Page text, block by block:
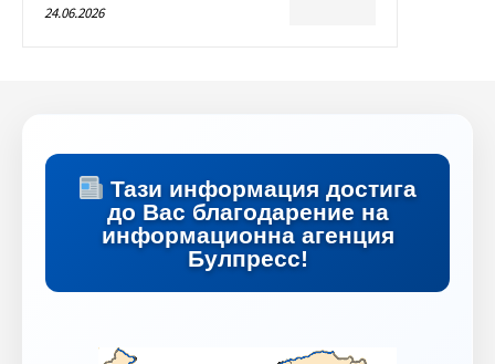
24.06.2026
Тази информация достига
до Вас благодарение на
информационна агенция
Булпресс!